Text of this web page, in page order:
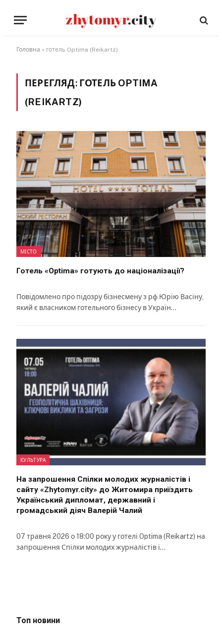
Головна » готель Optima (Reikartz)
ПЕРЕГЛЯД: ГОТЕЛЬ OPTIMA
(REIKARTZ)
МІСТО
Готель «Optima» готують до націоналізації?
Повідомлено про підозру бізнесмену з рф Юрію Васіну,
який є власником готельного бізнесу в Україн…
КУЛЬТУРА
На запрошення Спілки молодих журналістів і
сайту «Zhytomyr.city» до Житомира приїздить
Український дипломат, державний і
громадський діяч Валерій Чалий
07 травня 2026 о 18:00 року у готелі Optima (Reikartz) на
запрошення Спілки молодих журналістів і…
Топ новини